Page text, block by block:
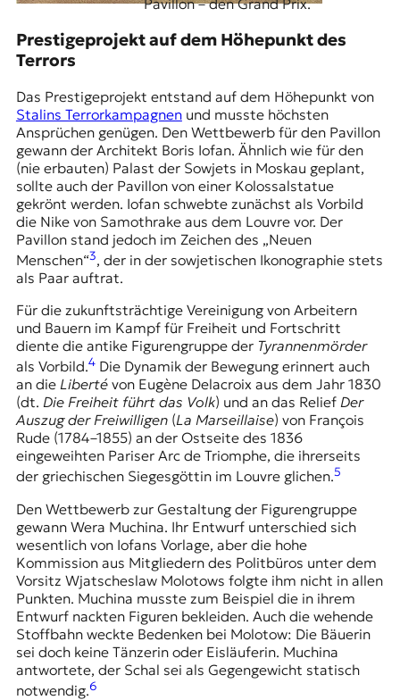
e
n
z
u
O
s
t
e
u
r
o
p
a
.
Pavillon – den Grand Prix.
Prestigeprojekt auf dem Höhepunkt des
Terrors
Das Prestigeprojekt entstand auf dem Höhepunkt von
Stalins Terrorkampagnenund musste höchsten
Ansprüchen genügen. Den Wettbewerb für den Pavillon
gewann der Architekt Boris Iofan. Ähnlich wie für den
(nie erbauten) Palast der Sowjets in Moskau geplant,
sollte auch der Pavillon von einer Kolossalstatue
gekrönt werden. Iofan schwebte zunächst als Vorbild
die Nike von Samothrake aus dem Louvre vor. Der
Pavillon stand jedoch im Zeichen des „Neuen
Menschen“3, der in der sowjetischen Ikonographie stets
als Paar auftrat.
Für die zukunftsträchtige Vereinigung von Arbeitern
und Bauern im Kampf für Freiheit und Fortschritt
diente die antike Figurengruppe der Tyrannenmörder
als Vorbild.4Die Dynamik der Bewegung erinnert auch
an die Liberté von Eugène Delacroix aus dem Jahr 1830
(dt. Die Freiheit führt das Volk) und an das Relief Der
Auszug der Freiwilligen(La Marseillaise) von François
Rude (1784–1855) an der Ostseite des 1836
eingeweihten Pariser Arc de Triomphe, die ihrerseits
der griechischen Siegesgöttin im Louvre glichen.5
Den Wettbewerb zur Gestaltung der Figurengruppe
gewann Wera Muchina. Ihr Entwurf unterschied sich
wesentlich von Iofans Vorlage, aber die hohe
Kommission aus Mitgliedern des Politbüros unter dem
Vorsitz Wjatscheslaw Molotows folgte ihm nicht in allen
Punkten. Muchina musste zum Beispiel die in ihrem
Entwurf nackten Figuren bekleiden. Auch die wehende
Stoffbahn weckte Bedenken bei Molotow: Die Bäuerin
sei doch keine Tänzerin oder Eisläuferin. Muchina
antwortete, der Schal sei als Gegengewicht statisch
notwendig.6